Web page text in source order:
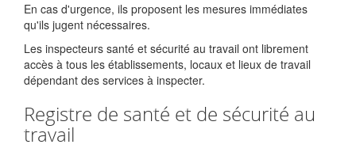
En cas d'urgence, ils proposent les mesures immédiates
qu'ils jugent nécessaires.
Les inspecteurs santé et sécurité au travail ont librement
accès à tous les établissements, locaux et lieux de travail
dépendant des services à inspecter.
Registre de santé et de sécurité au
travail